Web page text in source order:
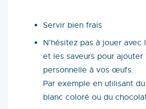
Servir bien frais
N’hésitez pas à jouer avec
et les saveurs pour
personnelle à vos œufs.
Par exemple en utilisant
blanc coloré ou du